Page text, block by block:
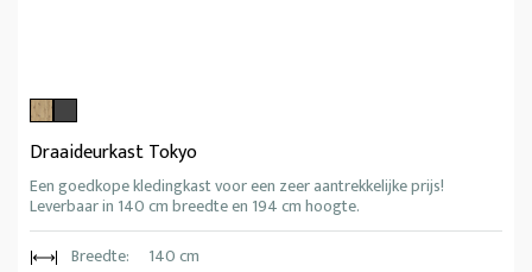
Draaideurkast Tokyo
Een goedkope kledingkast voor een zeer aantrekkelijke prijs!
Leverbaar in 140 cm breedte en 194 cm hoogte.
Breedte:
140 cm